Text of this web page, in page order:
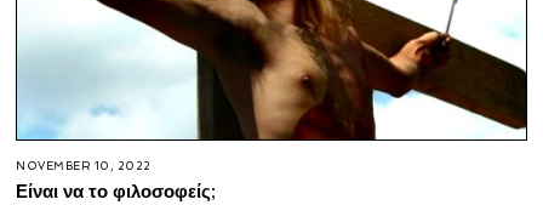
NOVEMBER 10, 2022
Είναι να το φιλοσοφείς;